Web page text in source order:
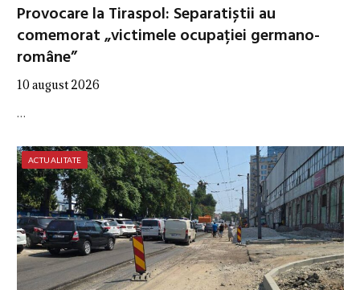
Provocare la Tiraspol: Separatiștii au
comemorat „victimele ocupației germano-
române”
10 august 2026
…
ACTUALITATE